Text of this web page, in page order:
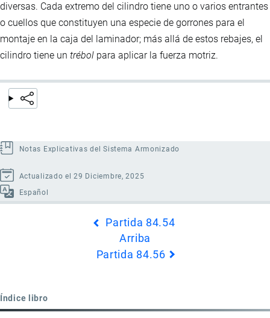
diversas. Cada extremo del cilindro tiene uno o varios entrantes
o cuellos que constituyen una especie de gorrones para el
montaje en la caja del laminador; más allá de estos rebajes, el
cilindro tiene un trébol para aplicar la fuerza motriz.
Notas Explicativas del Sistema Armonizado
Actualizado el 29 Diciembre, 2025
Español
Partida 84.54
Arriba
Partida 84.56
Índice libro